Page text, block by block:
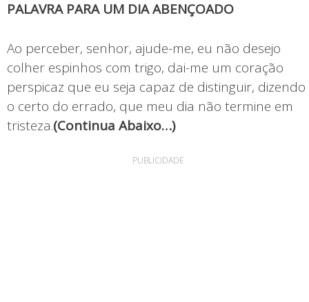
PALAVRA PARA UM DIA ABENÇOADO
Ao perceber, senhor, ajude-me, eu não desejo
colher espinhos com trigo, dai-me um coração
perspicaz que eu seja capaz de distinguir, dizendo
o certo do errado, que meu dia não termine em
tristeza.(Continua Abaixo…)
PUBLICIDADE